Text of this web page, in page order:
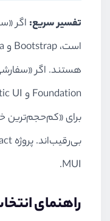
تفسیر سریع: اگر
هستند. اگر
MUI.
راهنمای